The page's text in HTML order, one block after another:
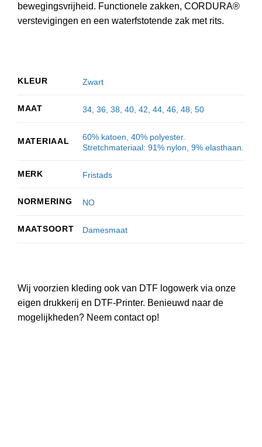
bewegingsvrijheid. Functionele zakken, CORDURA®
verstevigingen en een waterfstotende zak met rits.
KLEUR Zwart
MAAT 34 ,36 ,38 ,40 ,42 ,44 ,46 ,48 ,50
MATERIAAL
60% katoen, 40% polyester.
Stretchmateriaal: 91% nylon, 9% elasthaan.
MERK Fristads
NORMERING NO
MAATSOORT Damesmaat
Wij voorzien kleding ook van DTF logowerk via onze
eigen drukkerij en DTF-Printer. Benieuwd naar de
mogelijkheden? Neem contact op!